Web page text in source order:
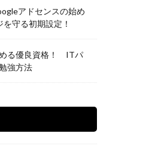
アドセンスの始め
守る初期設定！
る優良資格！ ITパ
強方法